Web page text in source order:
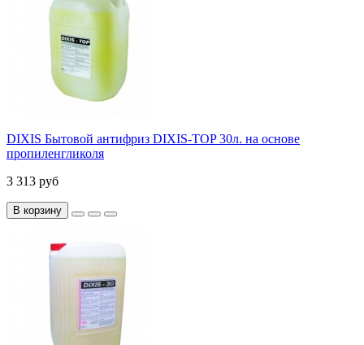
DIXIS Бытовой антифриз DIXIS-TOP 30л. на основе
пропиленгликоля
3 313 руб
В корзину